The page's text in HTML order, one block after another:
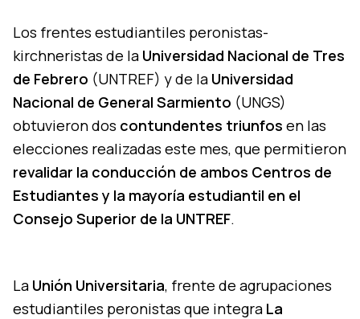
Los frentes estudiantiles peronistas-
kirchneristas de la Universidad Nacional de Tres
de Febrero (UNTREF) y de la Universidad
Nacional de General Sarmiento (UNGS)
obtuvieron dos contundentes triunfos en las
elecciones realizadas este mes, que permitieron
revalidar la conducción de ambos Centros de
Estudiantes y la mayoría estudiantil en el
Consejo Superior de la UNTREF.
La Unión Universitaria, frente de agrupaciones
estudiantiles peronistas que integra La